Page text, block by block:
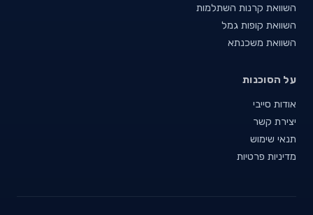
השוואת קרנות השתלמות
השוואת קופות גמל
השוואת משכנתא
על הסוכנות
אודות סייבי
יצירת קשר
תנאי שימוש
מדיניות פרטיות